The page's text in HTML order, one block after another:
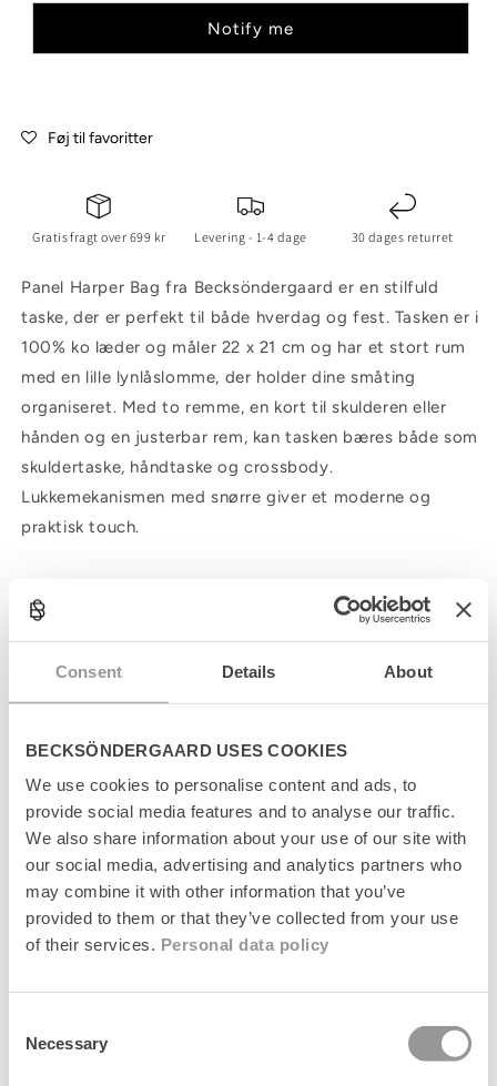
Consent Details About
BECKSÖNDERGAARD USES COOKIES
We use cookies to personalise content and ads, to
provide social media features and to analyse our traffic.
We also share information about your use of our site with
our social media, advertising and analytics partners who
may combine it with other information that you’ve
provided to them or that they’ve collected from your use
of their services. Personal data policy
Selection
Necessary
Notify me
Føj til favoritter
Gratis fragt over 699 kr Levering - 1-4 dage 30 dages returret
Panel Harper Bag fra Becksöndergaard er en stilfuld
taske, der er perfekt til både hverdag og fest. Tasken er i
100% ko læder og måler 22 x 21 cm og har et stort rum
med en lille lynlåslomme, der holder dine småting
organiseret. Med to remme, en kort til skulderen eller
hånden og en justerbar rem, kan tasken bæres både som
skuldertaske, håndtaske og crossbody.
Lukkemekanismen med snørre giver et moderne og
praktisk touch.
o
Produktinformation
Returnering
Senest set